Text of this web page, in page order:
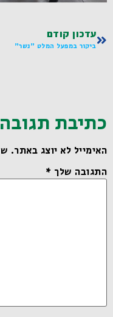
עדכון קודם
ביקור במפעל המלט "נשר"
כתיבת תגובה
האימייל לא יוצג באתר.
התגובה שלך *